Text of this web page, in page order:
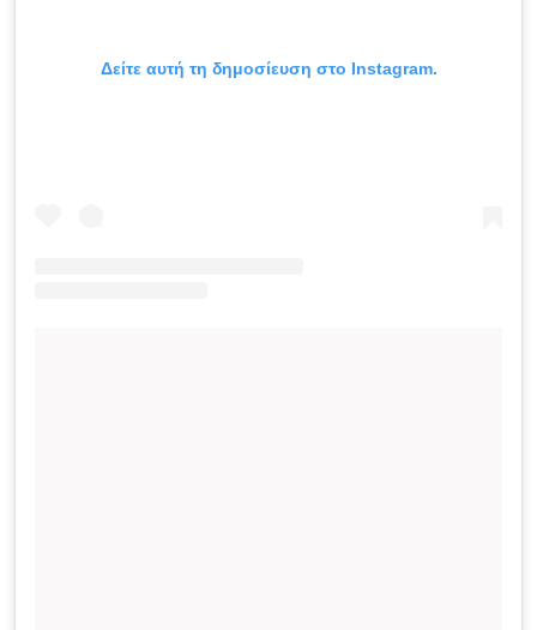
Δείτε αυτή τη δημοσίευση στο Instagram.